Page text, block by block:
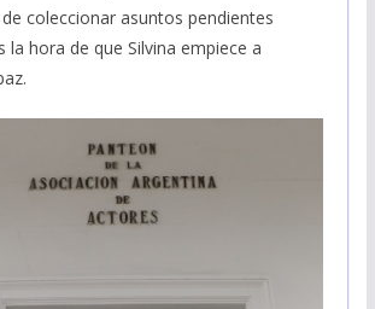
coleccionar asuntos pendientes
la hora de que Silvina empiece a